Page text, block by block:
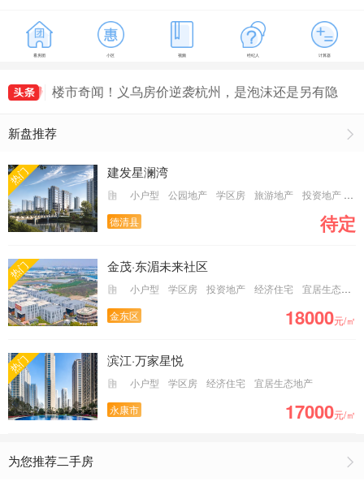
看房团 小区 视频 经纪人 计算器
凤冈拼车用什么软件好，凤冈拼车群免费进入
楼市奇闻！义乌房价逆袭杭州，是泡沫还是另有隐
子却被疯抢？
楼市反转！金华 8 月房价竟如火箭般蹿升 26%，
背后有何隐情？
凤冈拼车用什么软件好，凤冈拼车群免费进入
抖音代举报业务,2025抖音专业举报团队
新盘推荐
热门 建发星澜湾
小户型 公园地产 学区房 旅游地产 投资地产
德清县
待定
热门 金茂·东湄未来社区
小户型 学区房 投资地产 经济住宅
宜居生态地产
金东区
18000元/㎡
热门 滨江·万家星悦
小户型 学区房 经济住宅
宜居生态地产
永康市
17000元/㎡
为您推荐二手房